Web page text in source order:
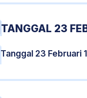
TANGGAL 23
Tanggal 23 Februari